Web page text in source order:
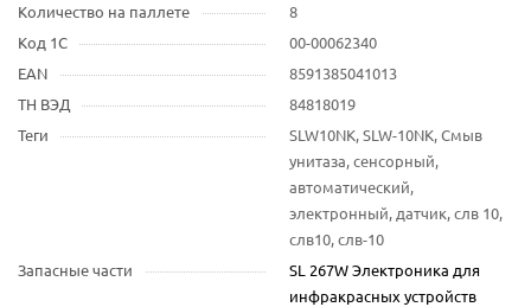
Количество на паллете
8
Код 1С
00-00062340
EAN
8591385041013
ТН ВЭД
84818019
Теги
SLW10NK, SLW-10NK, Смыв
унитаза, сенсорный,
автоматический,
электронный, датчик, слв 10,
слв10, слв-10
Запасные части
SL 267W Электроника для
инфракрасных устройств